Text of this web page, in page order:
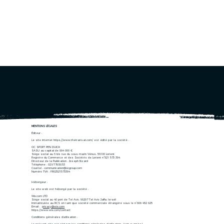
MENTIONS LÉGALES
Éditeur :
Le site internethttps://www.thetransat.com/ est édité par la société :
OC SPORT PEN DUICK
SASU au capital de 884 000 €
Siège social au 6 bis rue du sous-marin Vénus, 56100 Lorient
Registre du Commerce et des Sociétés de Lorient n°521 573 394
Directeur de la Publication : Joseph Bizard
Téléphone : 02.97.78.50.53
Courriel :communication@ocgroup.com
Numéro TVA : FR02521573394
Hébergeur :
Le site web est hébergé par la société :
Wix.com LTD
Siège social au 40 port de Tel Aviv, 99207 Tel Aviv Jaffa, Israël
Immatriculée au RCS en tant que société commerciale étrangère sous le n°808 452 825
Email :privacy@wix.com
https://www.wix.com/contact
Conditions générales d’utilisation :